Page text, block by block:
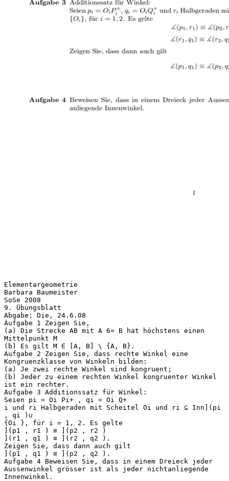
Elementargeometrie
Barbara Baumeister
SoSe 2008
9. Übungsblatt
Abgabe: Die, 24.6.08
Aufgabe 1 Zeigen Sie,
(a) Die Strecke AB mit A 6= B hat höchstens einen
Mittelpunkt M
(b) Es gilt M ∈ [A, B] \ {A, B}.
Aufgabe 2 Zeigen Sie, dass rechte Winkel eine
Kongruenzklasse von Winkeln bilden:
(a) Je zwei rechte Winkel sind kongruent;
(b) Jeder zu einem rechten Winkel kongruenter Winkel
ist ein rechter.
Aufgabe 3 Additionssatz für Winkel:
Seien pi = Oi Pi+ , qi = Oi Q+
i und ri Halbgeraden mit Scheitel Oi und ri ⊆ Inn](pi
, qi )∪
{Oi }, für i = 1, 2. Es gelte
](p1 , r1 ) ≡ ](p2 , r2 )
](r1 , q1 ) ≡ ](r2 , q2 ).
Zeigen Sie, dass dann auch gilt
](p1 , q1 ) ≡ ](p2 , q2 ).
Aufgabe 4 Beweisen Sie, dass in einem Dreieck jeder
Aussenwinkel grösser ist als jeder nichtanliegende
Innenwinkel.